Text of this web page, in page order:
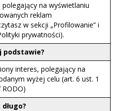
na wyświetlaniu
reklam
w sekcji „Profilowanie” i
prywatności).
podstawie?
interes, polegający na
wyżej celu (art. 6 ust. 1
RODO)
długo?